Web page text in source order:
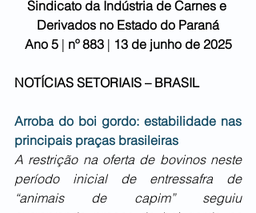
Sindicato da Indústria de Carnes e
Derivados no Estado do Paraná
Ano 5 | nº 883 | 13 de junho de 2025
NOTÍCIAS SETORIAIS – BRASIL
Arroba do boi gordo: estabilidade nas
principais praças brasileiras
A restrição na oferta de bovinos neste
período inicial de entressafra de
“animais de capim” seguiu